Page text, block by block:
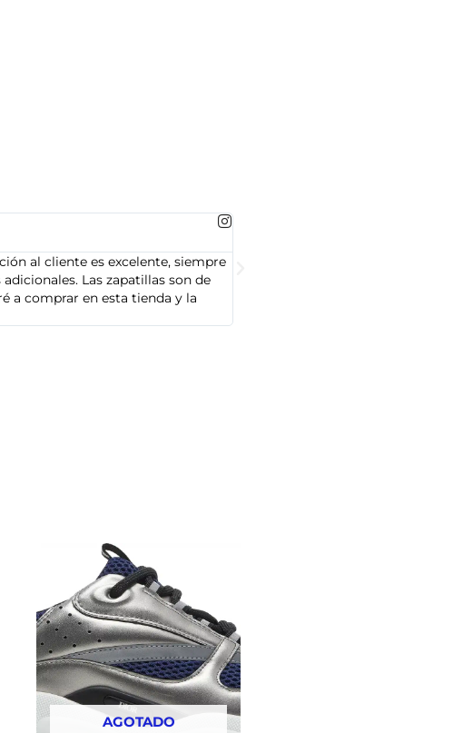
al cliente es excelente, siempre
Las zapatillas son de
a comprar en esta tienda y la
AGOTADO